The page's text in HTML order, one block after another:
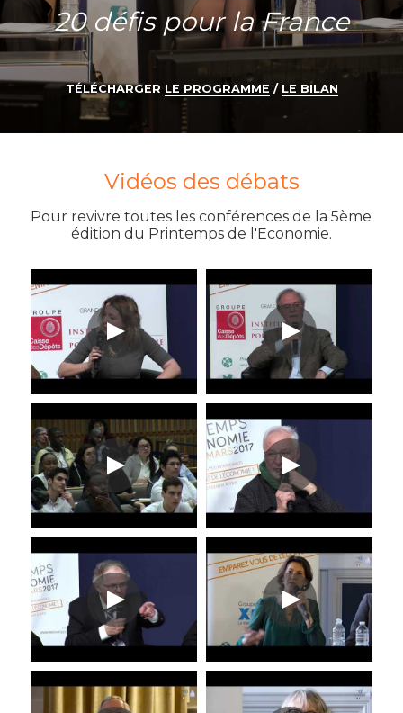
11è édition 2023
10è édition 2022
9è édition 2021
Le Printemps confiné 2020
7è édition 2019
6è édition 2018
5è édition 2017
4è édition 2016
3è édition 2015
2è édition 2014
1ère édition 2013
Nos partenaires
Notre équipe
Le conseil scientifique
Mentions légales
20 défis pour la France
TÉLÉCHARGER LE PROGRAMME / LE BILAN
Vidéos des débats
Pour revivre toutes les conférences de la 5ème
édition du Printemps de l'Economie.